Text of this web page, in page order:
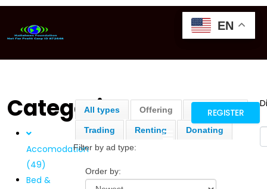
REGISTER
EN
EN
EN
Categories
Accomodation
(49)
Bed &
All types Offering Requesting
Trading Renting
Donating
Filter by ad type:
Order by: